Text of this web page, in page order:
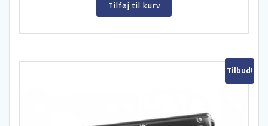
Tilføj til kurv
Tilbud!